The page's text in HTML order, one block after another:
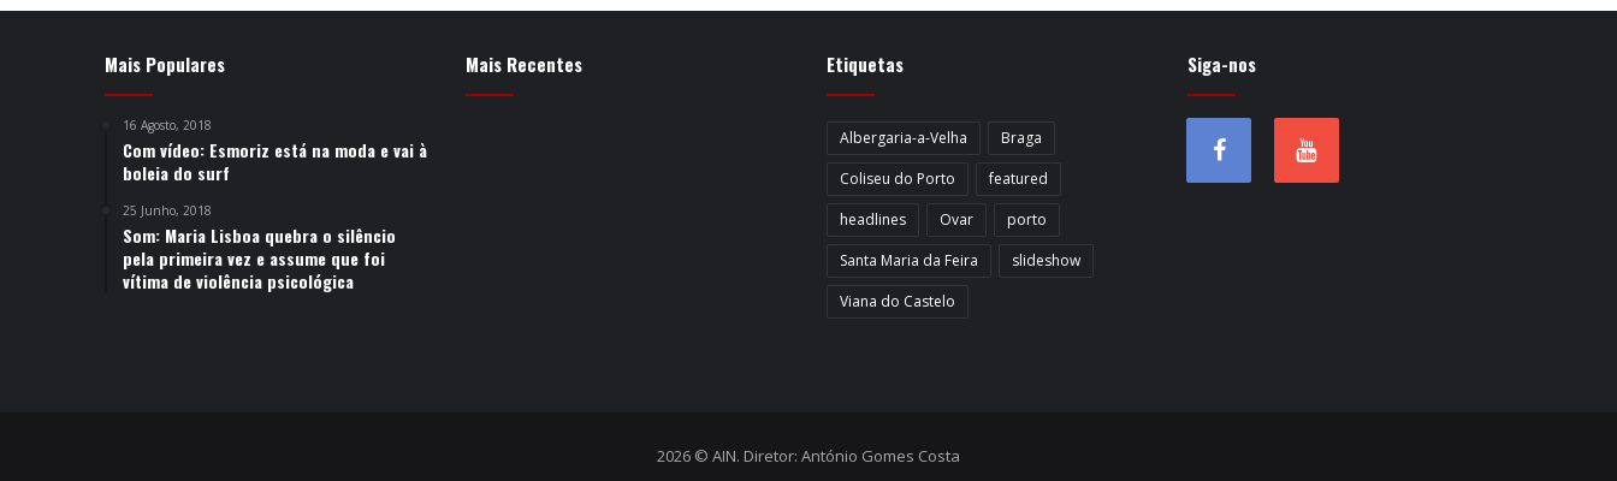
Mais Populares
16 Agosto, 2018
Com vídeo: Esmoriz está na moda e vai à
boleia do surf
25 Junho, 2018
Som: Maria Lisboa quebra o silêncio
pela primeira vez e assume que foi
vítima de violência psicológica
Mais Recentes Etiquetas
Albergaria-a-Velha
Braga
Coliseu do Porto
featured
headlines
Ovar
porto
Santa Maria da Feira
slideshow
Viana do Castelo
Siga-nos
2026 © AIN. Diretor: António Gomes Costa